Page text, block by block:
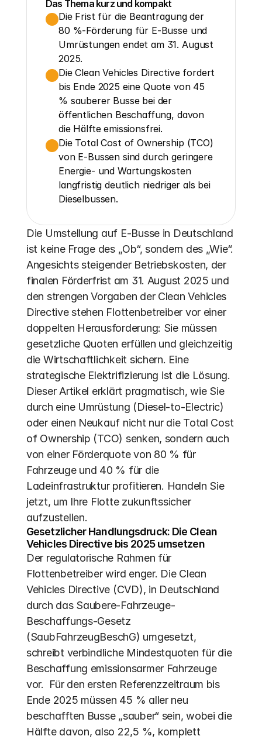
Das Thema kurz und kompakt
Die Frist für die Beantragung der
80 %-Förderung für E-Busse und
Umrüstungen endet am 31. August
2025.
Die Clean Vehicles Directive fordert
bis Ende 2025 eine Quote von 45
% sauberer Busse bei der
öffentlichen Beschaffung, davon
die Hälfte emissionsfrei.
Die Total Cost of Ownership (TCO)
von E-Bussen sind durch geringere
Energie- und Wartungskosten
langfristig deutlich niedriger als bei
Dieselbussen.
Die Umstellung auf E-Busse in Deutschland
ist keine Frage des „Ob“, sondern des „Wie“.
Angesichts steigender Betriebskosten, der
finalen Förderfrist am 31. August 2025 und
den strengen Vorgaben der Clean Vehicles
Directive stehen Flottenbetreiber vor einer
doppelten Herausforderung: Sie müssen
gesetzliche Quoten erfüllen und gleichzeitig
die Wirtschaftlichkeit sichern. Eine
strategische Elektrifizierung ist die Lösung.
Dieser Artikel erklärt pragmatisch, wie Sie
durch eine Umrüstung (Diesel-to-Electric)
oder einen Neukauf nicht nur die Total Cost
of Ownership (TCO) senken, sondern auch
von einer Förderquote von 80 % für
Fahrzeuge und 40 % für die
Ladeinfrastruktur profitieren. Handeln Sie
jetzt, um Ihre Flotte zukunftssicher
aufzustellen.
Gesetzlicher Handlungsdruck: Die Clean
Vehicles Directive bis 2025 umsetzen
Der regulatorische Rahmen für
Flottenbetreiber wird enger. Die Clean
Vehicles Directive (CVD), in Deutschland
durch das Saubere-Fahrzeuge-
Beschaffungs-Gesetz
(SaubFahrzeugBeschG) umgesetzt,
schreibt verbindliche Mindestquoten für die
Beschaffung emissionsarmer Fahrzeuge
vor.  Für den ersten Referenzzeitraum bis
Ende 2025 müssen 45 % aller neu
beschafften Busse „sauber“ sein, wobei die
Hälfte davon, also 22,5 %, komplett